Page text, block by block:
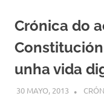
Crónica do
unha vida
30 MAYO, 2013